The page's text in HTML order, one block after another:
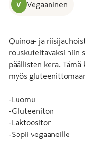
V Vegaaninen
Quinoa- ja
rouskuteltavaksi niin
päällisten kera. Tämä
myös
-Luomu
-Gluteeniton
-Laktoositon
-Sopii vegaaneille